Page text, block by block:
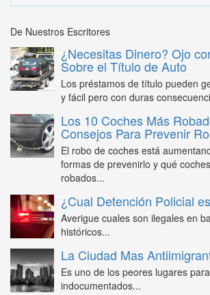
De Nuestros Escritores
¿Necesitas Dinero? Ojo
Sobre el Título de Auto
Los préstamos de título pueden
y fácil pero con duras
Los 10 Coches Más
Consejos Para Prevenir
El robo de coches está
formas de prevenirlo y qué
robados...
¿Cual Detención Policial
Averigue cuales son ilegales en
históricos...
La Ciudad Mas
Es uno de los peores lugares
indocumentados...